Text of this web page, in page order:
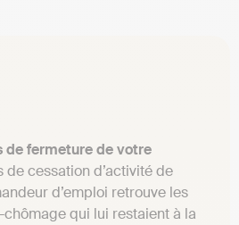
de fermeture de votre
de cessation d’activité de
d’emploi retrouve les
chômage qui lui restaient à la